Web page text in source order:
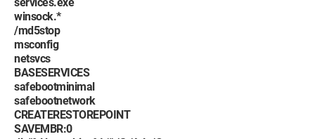
winsock.*
/md5stop
msconfig
netsvcs
BASESERVICES
safebootminimal
safebootnetwork
CREATERESTOREPOINT
SAVEMBR:0